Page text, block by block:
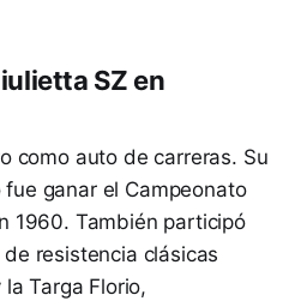
SZ en
como auto de carreras. Su
ganar el Campeonato
1960. También participó
resistencia clásicas
Targa Florio,